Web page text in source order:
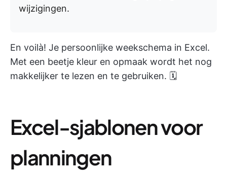
wijzigingen.
En voilà! Je persoonlijke weekschema in Excel.
Met een beetje kleur en opmaak wordt het nog
makkelijker te lezen en te gebruiken. 🗓️
Excel-sjablonen voor
planningen